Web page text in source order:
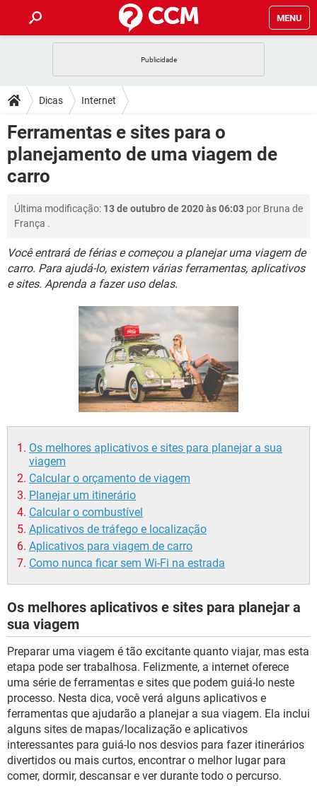
MENU
CELULAR
OUTLOOK EXCEL
INSTAGRAM GMAIL
GUIA DE COMPRAS
DICAS
JOGOS
CELULAR FACEBOOK
OUTLOOK
GUIA DE COMPRAS
DOWNLOADS
JOGOS WHATSAPP
CELULAR
OUTLOOK
INSTAGRAM
GUIA DE COMPRAS
FÓRUM
CELULAR FACEBOOK
GMAIL
GUIA DE COMPRAS
JOGOS
CELULAR FACEBOOK
OUTLOOK EXCEL
Dicas Internet
Ferramentas e sites para o
planejamento de uma viagem de
carro
Última modificação: 13 de outubro de 2020 às 06:03 por Bruna de
França .
Você entrará de férias e começou a planejar uma viagem de
carro. Para ajudá-lo, existem várias ferramentas, aplicativos
e sites. Aprenda a fazer uso delas.
Os melhores aplicativos e sites para planejar a sua
viagem
Calcular o orçamento de viagem
Planejar um itinerário
Calcular o combustível
Aplicativos de tráfego e localização
Aplicativos para viagem de carro
Como nunca ficar sem Wi-Fi na estrada
Os melhores aplicativos e sites para planejar a
sua viagem
Preparar uma viagem é tão excitante quanto viajar, mas esta
etapa pode ser trabalhosa. Felizmente, a internet oferece
uma série de ferramentas e sites que podem guiá-lo neste
processo. Nesta dica, você verá alguns aplicativos e
ferramentas que ajudarão a planejar a sua viagem. Ela inclui
alguns sites de mapas/localização e aplicativos
interessantes para guiá-lo nos desvios para fazer itinerários
divertidos ou mais curtos, encontrar o melhor lugar para
comer, dormir, descansar e ver durante todo o percurso.